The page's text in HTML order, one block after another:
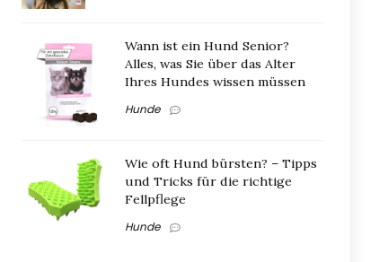
Wann ist ein Hund Senior?
Alles, was Sie über das Alter
Ihres Hundes wissen müssen
Hunde
Wie oft Hund bürsten? – Tipps
und Tricks für die richtige
Fellpflege
Hunde